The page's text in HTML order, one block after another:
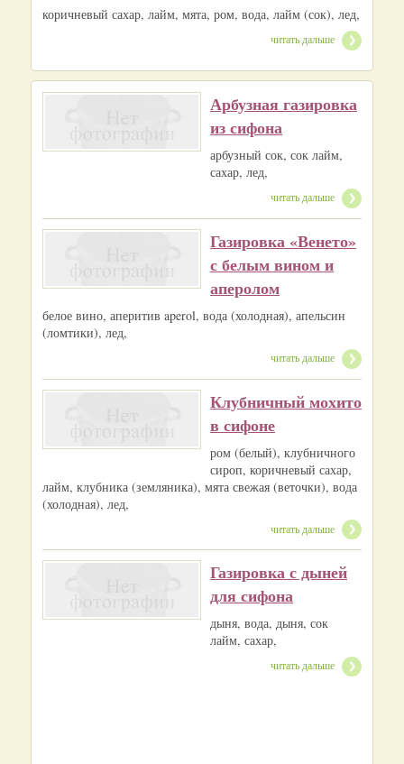
коричневый сахар, лайм, мята, ром, вода, лайм (сок), лед,
читать дальше
Арбузная газировка
из сифона
арбузный сок, сок лайм,
сахар, лед,
читать дальше
Газировка «Венето»
с белым вином и
аперолом
белое вино, аперитив aperol, вода (холодная), апельсин
(ломтики), лед,
читать дальше
Клубничный мохито
в сифоне
ром (белый), клубничного
сироп, коричневый сахар,
лайм, клубника (земляника), мята свежая (веточки), вода
(холодная), лед,
читать дальше
Газировка с дыней
для сифона
дыня, вода, дыня, сок
лайм, сахар,
читать дальше